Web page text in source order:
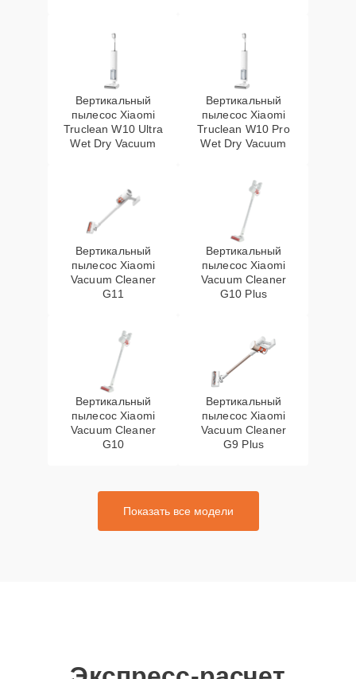
Вертикальный
пылесос Xiaomi
Truclean W10 Ultra
Wet Dry Vacuum
Вертикальный
пылесос Xiaomi
Truclean W10 Pro
Wet Dry Vacuum
Вертикальный
пылесос Xiaomi
Vacuum Cleaner
G11
Вертикальный
пылесос Xiaomi
Vacuum Cleaner
G10 Plus
Вертикальный
пылесос Xiaomi
Vacuum Cleaner
G10
Вертикальный
пылесос Xiaomi
Vacuum Cleaner
G9 Plus
Показать все модели